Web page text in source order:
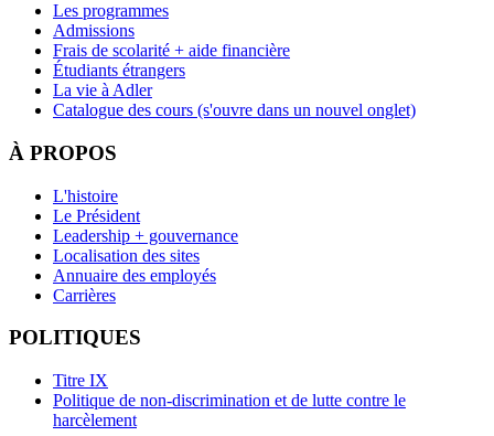
Les programmes
Admissions
Frais de scolarité + aide financière
Étudiants étrangers
La vie à Adler
Catalogue des cours (s'ouvre dans un nouvel onglet)
À PROPOS
L'histoire
Le Président
Leadership + gouvernance
Localisation des sites
Annuaire des employés
Carrières
POLITIQUES
Titre IX
Politique de non-discrimination et de lutte contre le
harcèlement